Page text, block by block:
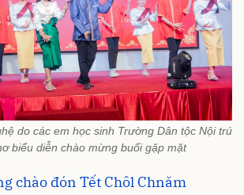
do các em học sinh Trường Dân tộc Nội trú
biểu diễn chào mừng buổi gặp mặt
chào đón Tết Chôl Chnăm